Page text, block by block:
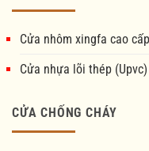
Cửa nhôm xingfa cao cấp
Cửa nhựa lõi thép (Upvc)
CỬA CHỐNG CHÁY